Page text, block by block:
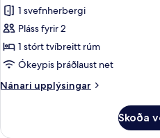
reyklaust
Premium-
herbergi
-
1
tvíbreitt
1 svefnherbergi
Pláss fyrir 2
1 stórt tvíbreitt rúm
Ókeypis þráðlaust net
Nánari upplýsingar
Nánari
herbergi
Skoða